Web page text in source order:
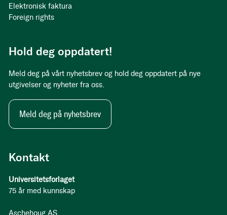
Kontakt
Universitetsforlaget
75 år med kunnskap
Aschehoug AS
Elektronisk faktura
Foreign rights
Hold deg oppdatert!
Meld deg på vårt nyhetsbrev og hold deg oppdatert på nye
utgivelser og nyheter fra oss.
Meld deg på nyhetsbrev